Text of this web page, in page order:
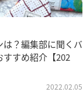
？編集部に聞くバ
すすめ紹介【202
2022.02.05